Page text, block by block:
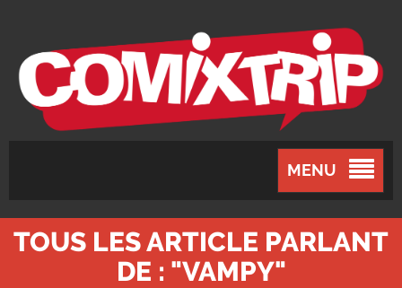
MENU
TOUS LES ARTICLE PARLANT
DE : "VAMPY"